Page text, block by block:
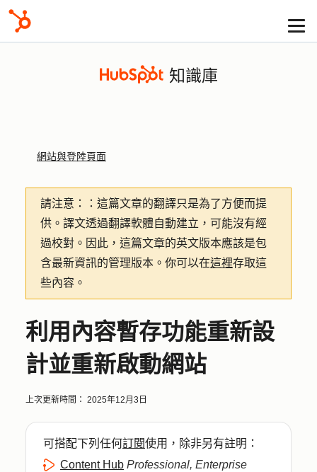
知識庫
網站與登陸頁面
請注意：
：這篇文章的翻譯只是為了方便而提
供。譯文透過翻譯軟體自動建立，可能沒有經
過校對。因此，這篇文章的英文版本應該是包
含最新資訊的管理版本。你可以在這裡存取這
些內容。
利用內容暫存功能重新設
計並重新啟動網站
上次更新時間： 2025年12月3日
可搭配下列任何訂閱使用，除非另有註明：
Content Hub Professional, Enterprise